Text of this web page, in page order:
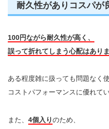
耐久性がありコスパが
100円ながら耐久性が高く、
誤って折れてしまう心配はありま
ある程度雑に扱っても問題なく
コストパフォーマンスに優れてい
また、 4個入りのため、